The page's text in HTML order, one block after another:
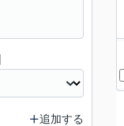
追加する